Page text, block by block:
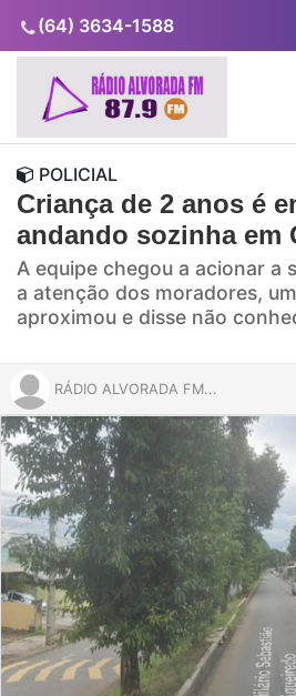
(64) 3634-1588
POLICIAL
Criança de 2 anos é
andando sozinha em
A equipe chegou a acionar a
a atenção dos moradores,
aproximou e disse não
RÁDIO ALVORADA FM...